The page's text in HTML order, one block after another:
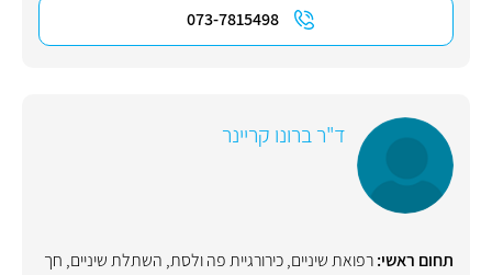
073-7815498
ד"ר ברונו קריינר
תחום ראשי:רפואת שיניים,כירורגיית פה ולסת, השתלת שיניים, חך